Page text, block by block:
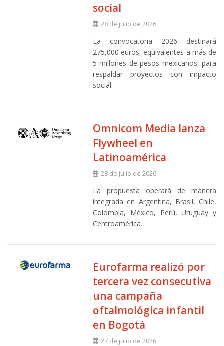
social
28 de julio de 2026
La convocatoria 2026 destinará
275,000 euros, equivalentes a más de
5 millones de pesos mexicanos, para
respaldar proyectos con impacto
social.
Omnicom Media lanza
Flywheel en
Latinoamérica
28 de julio de 2026
La propuesta operará de manera
integrada en Argentina, Brasil, Chile,
Colombia, México, Perú, Uruguay y
Centroamérica.
Eurofarma realizó por
tercera vez consecutiva
una campaña
oftalmológica infantil
en Bogotá
27 de julio de 2026